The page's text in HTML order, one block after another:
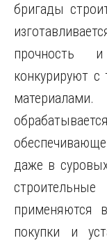
бригады
прочность и
конкурируют
даже в
применяются
покупки и